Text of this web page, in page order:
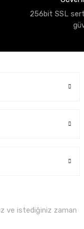
256bit SSL
ve istediğiniz zaman